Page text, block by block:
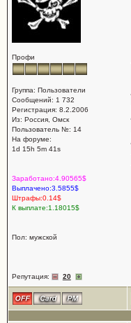
Профи
Группа: Пользователи
Сообщений: 1 732
Регистрация: 8.2.2006
Из: Россия, Омск
Пользователь №: 14
На форуме:
1d 15h 5m 41s
Заработано:4.90565$
Выплачено:3.5855$
Штрафы:0.14$
К выплате:1.18015$
Пол: мужской
Репутация: 20